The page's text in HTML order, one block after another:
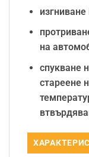
на
спукване
стареене